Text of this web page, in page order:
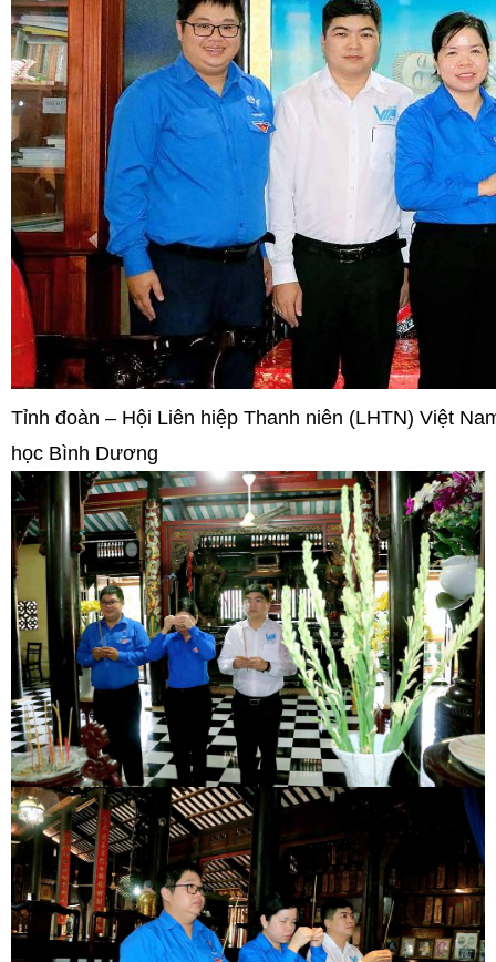
Tỉnh đoàn – Hội Liên hiệp Thanh niên (LHTN) Việt
học Bình Dương